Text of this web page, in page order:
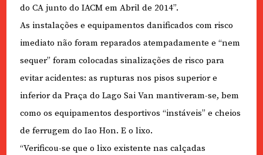
do CA junto do IACM em Abril de 2014”.
As instalações e equipamentos danificados com risco
imediato não foram reparados atempadamente e “nem
sequer” foram colocadas sinalizações de risco para
evitar acidentes: as rupturas nos pisos superior e
inferior da Praça do Lago Sai Van mantiveram-se, bem
como os equipamentos desportivos “instáveis” e cheios
de ferrugem do Iao Hon. E o lixo.
“Verificou-se que o lixo existente nas calçadas